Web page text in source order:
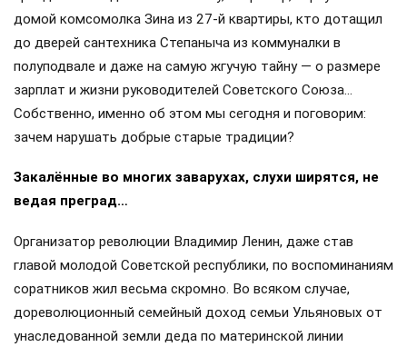
домой комсомолка Зина из 27-й квартиры, кто дотащил
до дверей сантехника Степаныча из коммуналки в
полуподвале и даже на самую жгучую тайну — о размере
зарплат и жизни руководителей Советского Союза…
Собственно, именно об этом мы сегодня и поговорим:
зачем нарушать добрые старые традиции?
Закалённые во многих заварухах, слухи ширятся, не
ведая преград…
Организатор революции Владимир Ленин, даже став
главой молодой Советской республики, по воспоминаниям
соратников жил весьма скромно. Во всяком случае,
дореволюционный семейный доход семьи Ульяновых от
унаследованной земли деда по материнской линии